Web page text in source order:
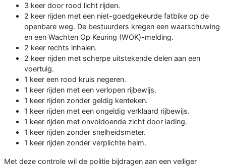
3 keer door rood licht rijden.
2 keer rijden met een niet-goedgekeurde fatbike op de
openbare weg. De bestuurders kregen een waarschuwing
en een Wachten Op Keuring (WOK)-melding.
2 keer rechts inhalen.
2 keer rijden met scherpe uitstekende delen aan een
voertuig.
1 keer een rood kruis negeren.
1 keer rijden met een verlopen rijbewijs.
1 keer rijden zonder geldig kenteken.
1 keer rijden met een ongeldig verklaard rijbewijs.
1 keer rijden met onvoldoende zicht door lading.
1 keer rijden zonder snelheidsmeter.
1 keer rijden zonder verplichte helm.
Met deze controle wil de politie bijdragen aan een veiliger